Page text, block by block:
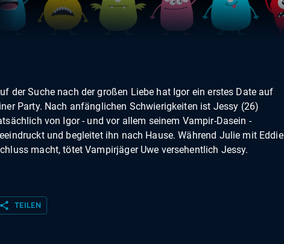
der Suche nach der großen Liebe hat Igor ein erstes Date auf
Party. Nach anfänglichen Schwierigkeiten ist Jessy (26)
von Igor - und vor allem seinem Vampir-Dasein -
und begleitet ihn nach Hause. Während Julie mit Eddie
macht, tötet Vampirjäger Uwe versehentlich Jessy.
share TEILEN